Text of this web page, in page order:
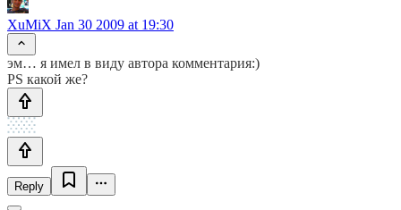
XuMiX Jan 30 2009 at 19:30
эм… я имел в виду автора комментария:)
PS какой же?
Reply